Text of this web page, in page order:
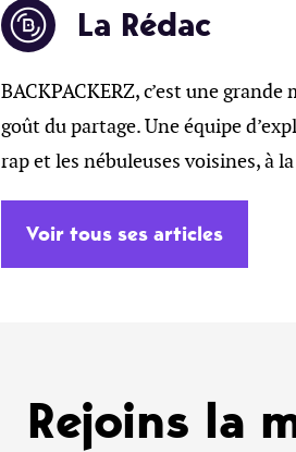
La Rédac
BACKPACKERZ, c’est une
goût du partage. Une équipe
rap et les nébuleuses voisines, à
Voir tous ses articles
Rejoins la